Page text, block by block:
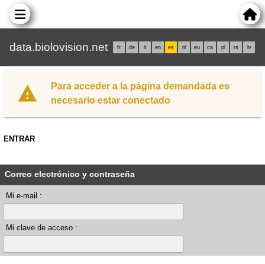
data.biolovision.net fr de it en es nl eu ca pl rs lv
Para acceder a la página demandada es
necesario estar conectado
ENTRAR
Correo electrónico y contraseña
Mi e-mail :
Mi clave de acceso :